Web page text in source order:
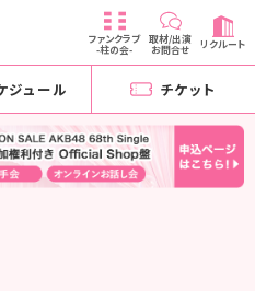
ファンクラブ
-柱の会-
取材/出演
お問合せ リクルート
ジュール チケット